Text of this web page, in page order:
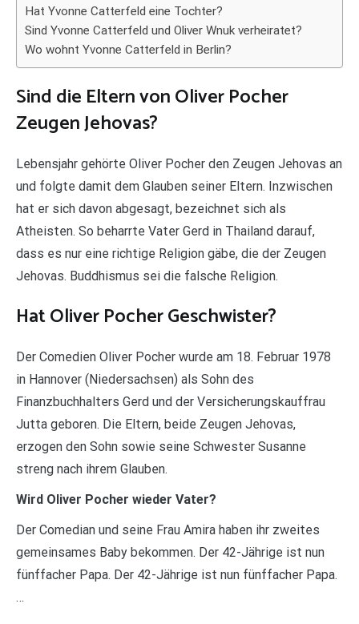
Hat Yvonne Catterfeld eine Tochter?
Sind Yvonne Catterfeld und Oliver Wnuk verheiratet?
Wo wohnt Yvonne Catterfeld in Berlin?
Sind die Eltern von Oliver Pocher
Zeugen Jehovas?
Lebensjahr gehörte Oliver Pocher den Zeugen Jehovas an
und folgte damit dem Glauben seiner Eltern. Inzwischen
hat er sich davon abgesagt, bezeichnet sich als
Atheisten. So beharrte Vater Gerd in Thailand darauf,
dass es nur eine richtige Religion gäbe, die der Zeugen
Jehovas. Buddhismus sei die falsche Religion.
Hat Oliver Pocher Geschwister?
Der Comedien Oliver Pocher wurde am 18. Februar 1978
in Hannover (Niedersachsen) als Sohn des
Finanzbuchhalters Gerd und der Versicherungskauffrau
Jutta geboren. Die Eltern, beide Zeugen Jehovas,
erzogen den Sohn sowie seine Schwester Susanne
streng nach ihrem Glauben.
Wird Oliver Pocher wieder Vater?
Der Comedian und seine Frau Amira haben ihr zweites
gemeinsames Baby bekommen. Der 42-Jährige ist nun
fünffacher Papa. Der 42-Jährige ist nun fünffacher Papa.
…